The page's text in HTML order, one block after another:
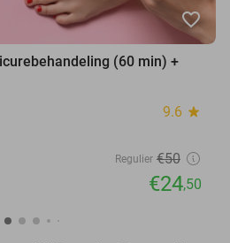
favorite_border
(60 min) +
9.6 star
Regulier €50
€24,50